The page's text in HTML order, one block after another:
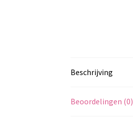
Beschrijving
Beoordelingen (0)